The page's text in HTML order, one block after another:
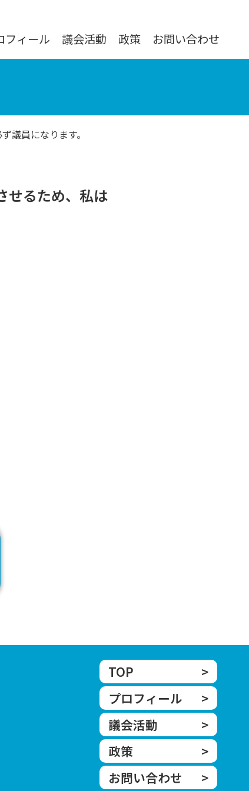
フィール 議会活動 政策 お問い合わせ
議員になります。
せるため、私は
TOP
>
プロフィール
>
議会活動
>
政策
>
お問い合わせ
>